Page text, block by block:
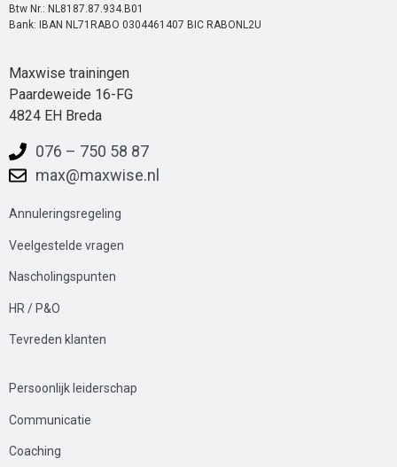
Btw Nr.: NL8187.87.934.B01
Bank: IBAN NL71RABO 0304461407 BIC RABONL2U
Maxwise trainingen
Paardeweide 16-FG
4824 EH Breda
076 – 750 58 87
max@maxwise.nl
Annuleringsregeling
Veelgestelde vragen
Nascholingspunten
HR / P&O
Tevreden klanten
Persoonlijk leiderschap
Communicatie
Coaching